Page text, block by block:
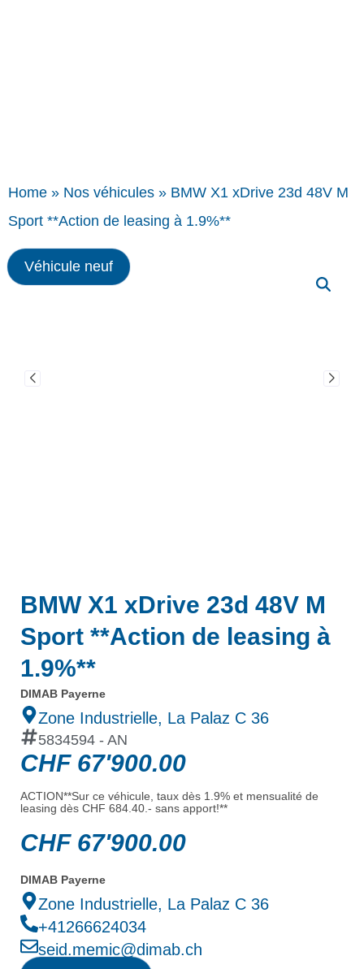
Home » Nos véhicules » BMW X1 xDrive 23d 48V M
Sport **Action de leasing à 1.9%**
Véhicule neuf
BMW X1 xDrive 23d 48V M
Sport **Action de leasing à
1.9%**
DIMAB Payerne
Zone Industrielle, La Palaz C 36
5834594 - AN
CHF67'900.00
ACTION**Sur ce véhicule, taux dès 1.9% et mensualité de
leasing dès CHF 684.40.- sans apport!**
CHF67'900.00
DIMAB Payerne
Zone Industrielle, La Palaz C 36
+41266624034
seid.memic@dimab.ch